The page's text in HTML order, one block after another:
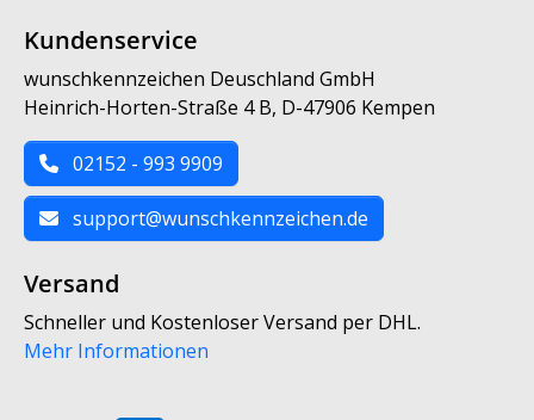
Kundenservice
wunschkennzeichen Deuschland GmbH
Heinrich-Horten-Straße 4 B, D-47906 Kempen
02152 - 993 9909
support@wunschkennzeichen.de
Versand
Schneller und Kostenloser Versand per DHL.
Mehr Informationen